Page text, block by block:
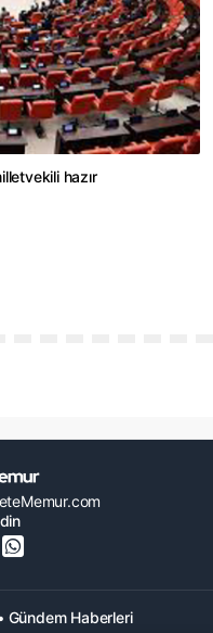
hazır
Gündem Haberleri